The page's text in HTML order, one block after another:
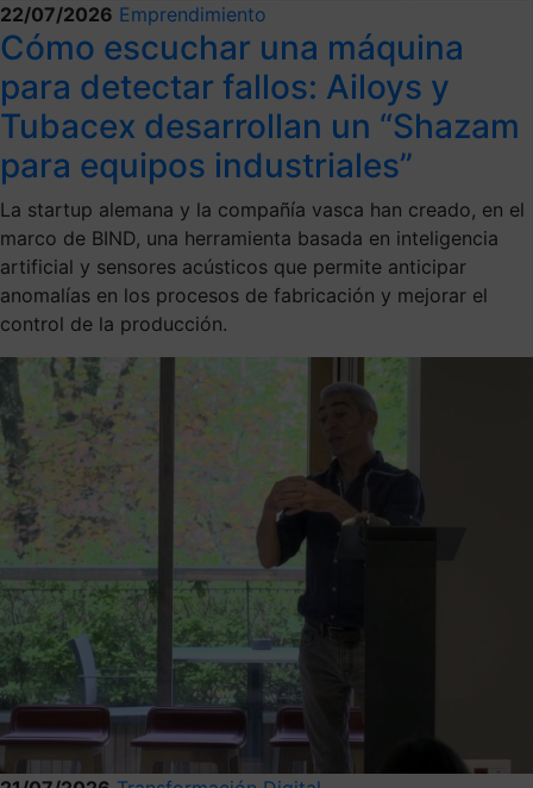
22/07/2026 Emprendimiento
Cómo escuchar una máquina
para detectar fallos: Ailoys y
Tubacex desarrollan un “Shazam
para equipos industriales”
La startup alemana y la compañía vasca han creado, en el
marco de BIND, una herramienta basada en inteligencia
artificial y sensores acústicos que permite anticipar
anomalías en los procesos de fabricación y mejorar el
control de la producción.